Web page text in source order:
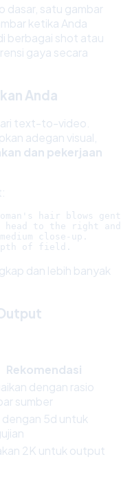
dasar, satu gambar
ketika Anda
berbagai shot atau
gaya secara
Anda
text-to-video.
adegan visual,
dan pekerjaan
hair blows
to the right and
close-up.
dan lebih banyak
Rekomendasi
dengan rasio
sumber
dengan 5d untuk
2K untuk output